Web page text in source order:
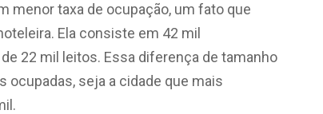
menor taxa de ocupação, um fato que
Ela consiste em 42 mil
22 mil leitos. Essa diferença de tamanho
ocupadas, seja a cidade que mais